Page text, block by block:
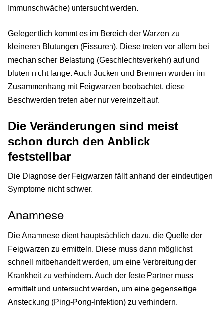
Immunschwäche) untersucht werden.
Gelegentlich kommt es im Bereich der Warzen zu
kleineren Blutungen (Fissuren). Diese treten vor allem bei
mechanischer Belastung (Geschlechtsverkehr) auf und
bluten nicht lange. Auch Jucken und Brennen wurden im
Zusammenhang mit Feigwarzen beobachtet, diese
Beschwerden treten aber nur vereinzelt auf.
Die Veränderungen sind meist
schon durch den Anblick
feststellbar
Die Diagnose der Feigwarzen fällt anhand der eindeutigen
Symptome nicht schwer.
Anamnese
Die Anamnese dient hauptsächlich dazu, die Quelle der
Feigwarzen zu ermitteln. Diese muss dann möglichst
schnell mitbehandelt werden, um eine Verbreitung der
Krankheit zu verhindern. Auch der feste Partner muss
ermittelt und untersucht werden, um eine gegenseitige
Ansteckung (Ping-Pong-Infektion) zu verhindern.